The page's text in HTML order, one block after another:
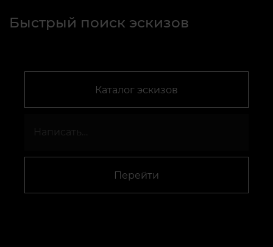
Быстрый поиск эскизов
Каталог эскизов
Перейти